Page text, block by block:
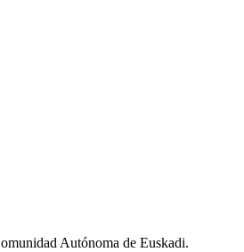
Autónoma de Euskadi.